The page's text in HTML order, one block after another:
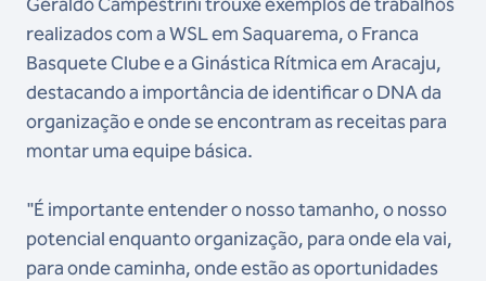
realizados com a WSL em Saquarema, o Franca
Basquete Clube e a Ginástica Rítmica em Aracaju,
destacando a importância de identificar o DNA da
organização e onde se encontram as receitas para
montar uma equipe básica.
"É importante entender o nosso tamanho, o nosso
potencial enquanto organização, para onde ela vai,
para onde caminha, onde estão as oportunidades